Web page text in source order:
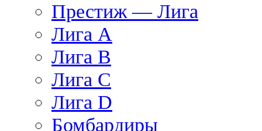
Престиж — Лига
Лига А
Лига В
Лига С
Лига D
Бомбардиры